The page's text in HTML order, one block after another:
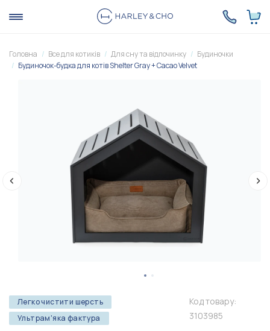
Головна Все для котиків Для сну та відпочинку
Будиночки
Будиночок-будка для котів Shelter Gray + Cacao Velvet
Легко чистити шерсть
Ультрам'яка фактура
Код товару:
3103985